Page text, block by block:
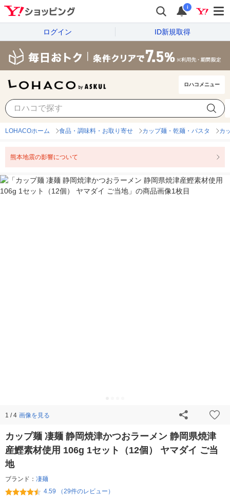
i
ログイン ID新規取得
ロハコメニュー
LOHACOホーム 食品・調味料・お取り寄せ カップ麺・乾麺・パスタ カ
熊本地震の影響について
1 / 4 画像を見る
カップ麺 凄麺 静岡焼津かつおラーメン 静岡県焼津
産鰹素材使用 106g 1セット（12個） ヤマダイ ご当
地
ブランド： 凄麺
4.59 （29件のレビュー）